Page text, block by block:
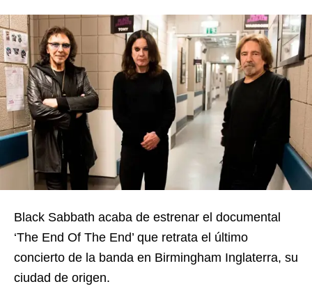
Black Sabbath acaba de estrenar el documental
‘The End Of The End’ que retrata el último
concierto de la banda en Birmingham Inglaterra, su
ciudad de origen.